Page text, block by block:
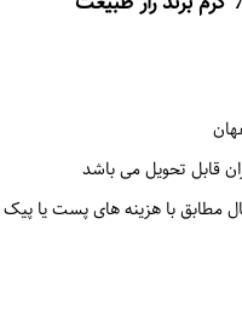
قابل تحویل می باشد
مطابق با هزینه های پست یا